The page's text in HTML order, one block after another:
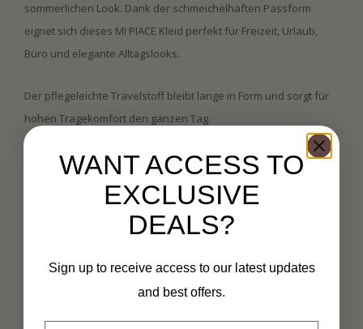
sommerlichen Look. Dank der schmeichelhaften Passform
eignet sich dieses MI PIACE Kleid perfekt für Freizeit, Urlaub,
Büro und elegante Alltagslooks.
Der pflegeleichte Travelstoff bleibt lange in Form und sorgt für
hohen Tragekomfort den ganzen Tag.
Eigenschaften:
Marke: MI PIACE
Modell: Travel Kleid Uni 202807
Knitterfrei und atmungsaktiv
Feminine moderne Passform
Elegante stilvolle Ausstrahlung
WANT ACCESS TO
EXCLUSIVE
DEALS?
Sign up to receive access to our latest updates
and best offers.